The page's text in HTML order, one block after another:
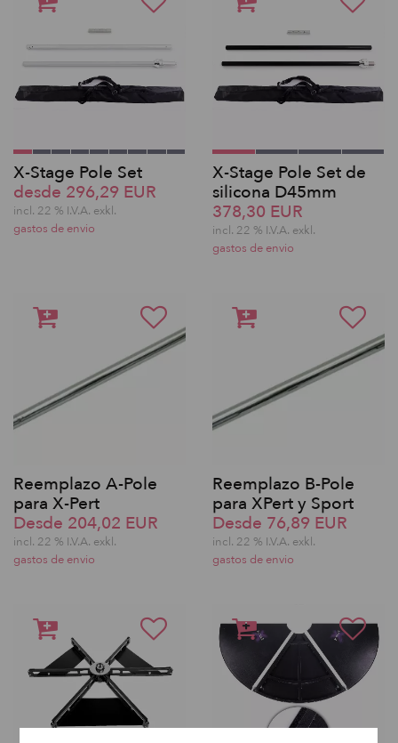
X-Stage Pole Set
desde 296,29 EUR
incl. 22 % I.V.A. exkl.
gastos de envio
X-Stage Pole Set de
silicona D45mm
378,30 EUR
incl. 22 % I.V.A. exkl.
gastos de envio
Reemplazo A-Pole
para X-Pert
Desde 204,02 EUR
incl. 22 % I.V.A. exkl.
gastos de envio
Reemplazo B-Pole
para XPert y Sport
Desde 76,89 EUR
incl. 22 % I.V.A. exkl.
gastos de envio